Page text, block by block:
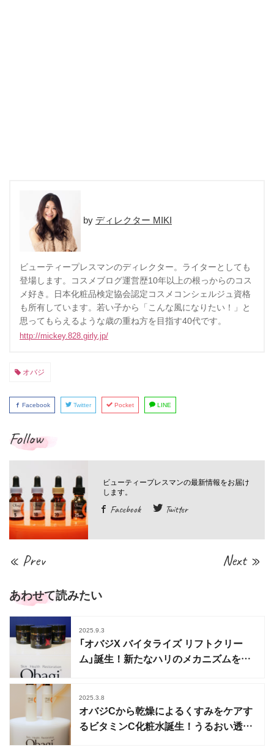
ディレクター MIKI
ビューティープレスマンのディレクター。ライターとしても
登場します。コスメブログ運営歴10年以上の根っからのコス
メ好き。日本化粧品検定協会認定コスメコンシェルジュ資格
も所有しています。若い子から「こんな風になりたい！」と
思ってもらえるような歳の重ね方を目指す40代です。
http://mickey.828.girly.jp/
オバジ
Facebook Twitter Pocket LINE
Follow
Facebook Twitter
« Prev Next »
あわせて読みたい
2025.9.3
「オバジX バイタライズ リフトクリー
ム」誕生！新たなハリのメカニズムを解
2025.3.8
オバジCから乾燥によるくすみをケアす
るビタミンC化粧水誕生！うるおい透明